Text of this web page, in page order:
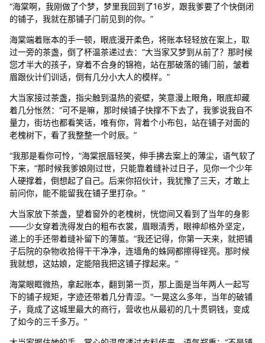
“海棠啊，我刚做了个梦，梦里我回到了16岁，跟我爹要了个快倒闭
的铺子，我就在那铺子门前见到的你。”
海棠端着账本的手一顿，眼底漫开柔色，将账本轻轻放在案上，取
过一旁的茶盏，倒了杯温茶递过去：“大当家又梦到从前了？那时候
您才半大的孩子，穿着不合身的锦袍，站在那破落的铺门前，皱着
眉跟伙计们训话，倒有几分小大人的模样。”
大当家接过茶盏，指尖触到温热的瓷壁，笑意漫上眼角，眼底却藏
着几分怅然：“可不是嘛，那时候铺子快撑不下去了，我爹说我自不
量力，街坊也都看笑话，唯有你，背着个小布包，站在铺子对面的
老槐树下，看了我整整一个时辰。”
“我那是看你可怜，”海棠抿唇轻笑，伸手拂去案上的薄尘，语气软了
下来，“那时候我爹娘刚过世，只能靠着缝补过日子，见你一个少年
人硬撑着，倒想起了自己。后来你招伙计，我犹豫了三天，才敢上
前问你，能不能留我在铺子里打杂。”
大当家放下茶盏，望着窗外的老槐树，恍惚间又看到了当年的身影
——少女穿着洗得发白的粗布衣裳，眉眼清秀，眼神却格外坚定，
递上的手还带着缝补留下的薄茧。“我还记得，你第一天来，就把铺
子后院的杂物收拾得干干净净，连墙角的蛛网都擦得锃亮。那时候
我就想，这姑娘，定能陪我把这铺子撑起来。”
海棠眼眶微热，拿起账本，翻到第一页，那上面是当年两人一起写
下的铺子规矩，字迹还带着几分青涩。“一晃这么多年，当年的破铺
子，竟成了这城里最大的商行，营收也从最初的几十贯铜钱，变成
了如今的三千多万。”